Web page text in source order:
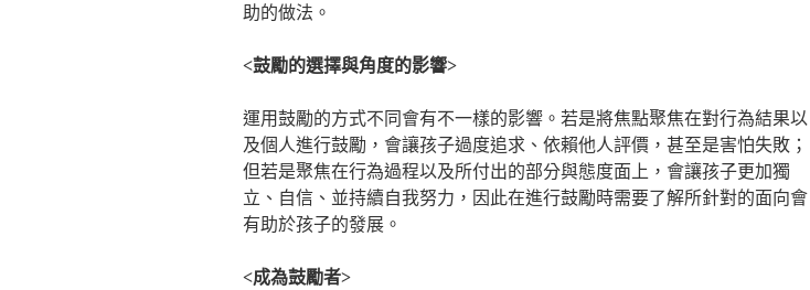
助的做法。
<鼓勵的選擇與角度的影響>
運用鼓勵的方式不同會有不一樣的影響。若是將焦點聚焦在對行為結果以
及個人進行鼓勵，會讓孩子過度追求、依賴他人評價，甚至是害怕失敗；
但若是聚焦在行為過程以及所付出的部分與態度面上，會讓孩子更加獨
立、自信、並持續自我努力，因此在進行鼓勵時需要了解所針對的面向會
有助於孩子的發展。
<成為鼓勵者>